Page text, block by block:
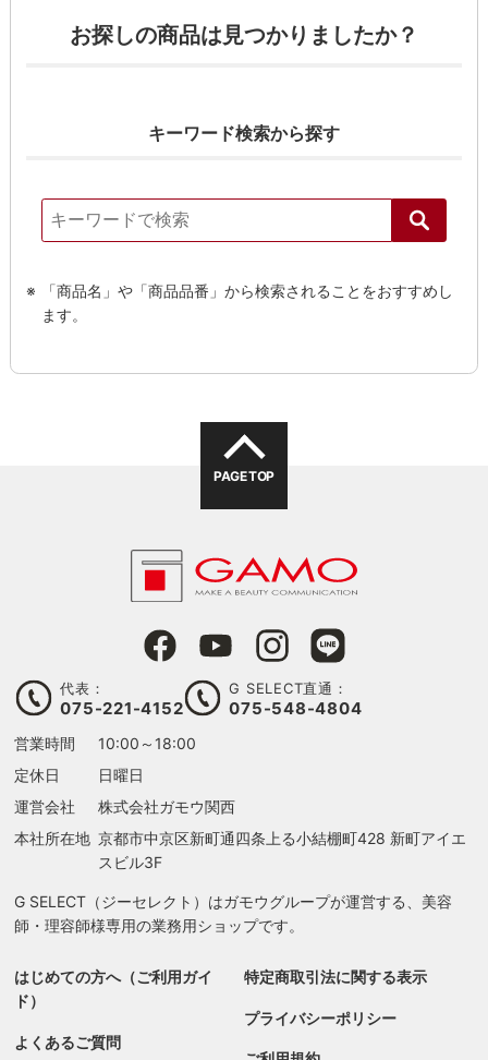
お探しの商品は見つかりましたか？
キーワード検索から探す
「商品名」や「商品品番」から検索されることをおすすめし
ます。
PAGE TOP
代表：
075-221-4152
G SELECT直通：
075-548-4804
営業時間
10:00～18:00
定休日
日曜日
運営会社
株式会社ガモウ関西
本社所在地 京都市中京区新町通四条上る小結棚町428 新町アイエ
スビル3F
G SELECT（ジーセレクト）はガモウグループが運営する、美容
師・理容師様専用の業務用ショップです。
はじめての方へ（ご利用ガイ
ド）
よくあるご質問
特定商取引法に関する表示
プライバシーポリシー